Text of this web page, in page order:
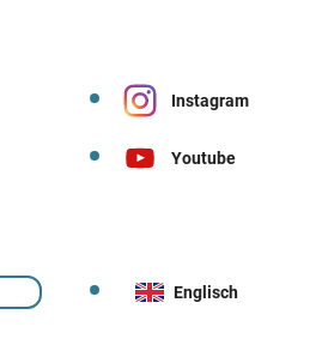
Instagram
Youtube
Englisch